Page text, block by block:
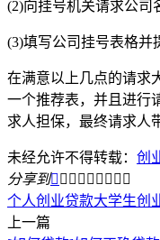
(2)向挂号机关请求公司
(3)填写公司挂号表格并
在满意以上几点的请求
一个推荐表，并且进行
求人担保，最终请求人
未经允许不得转载： 创
分享到        
个人创业贷款大学生创
上一篇